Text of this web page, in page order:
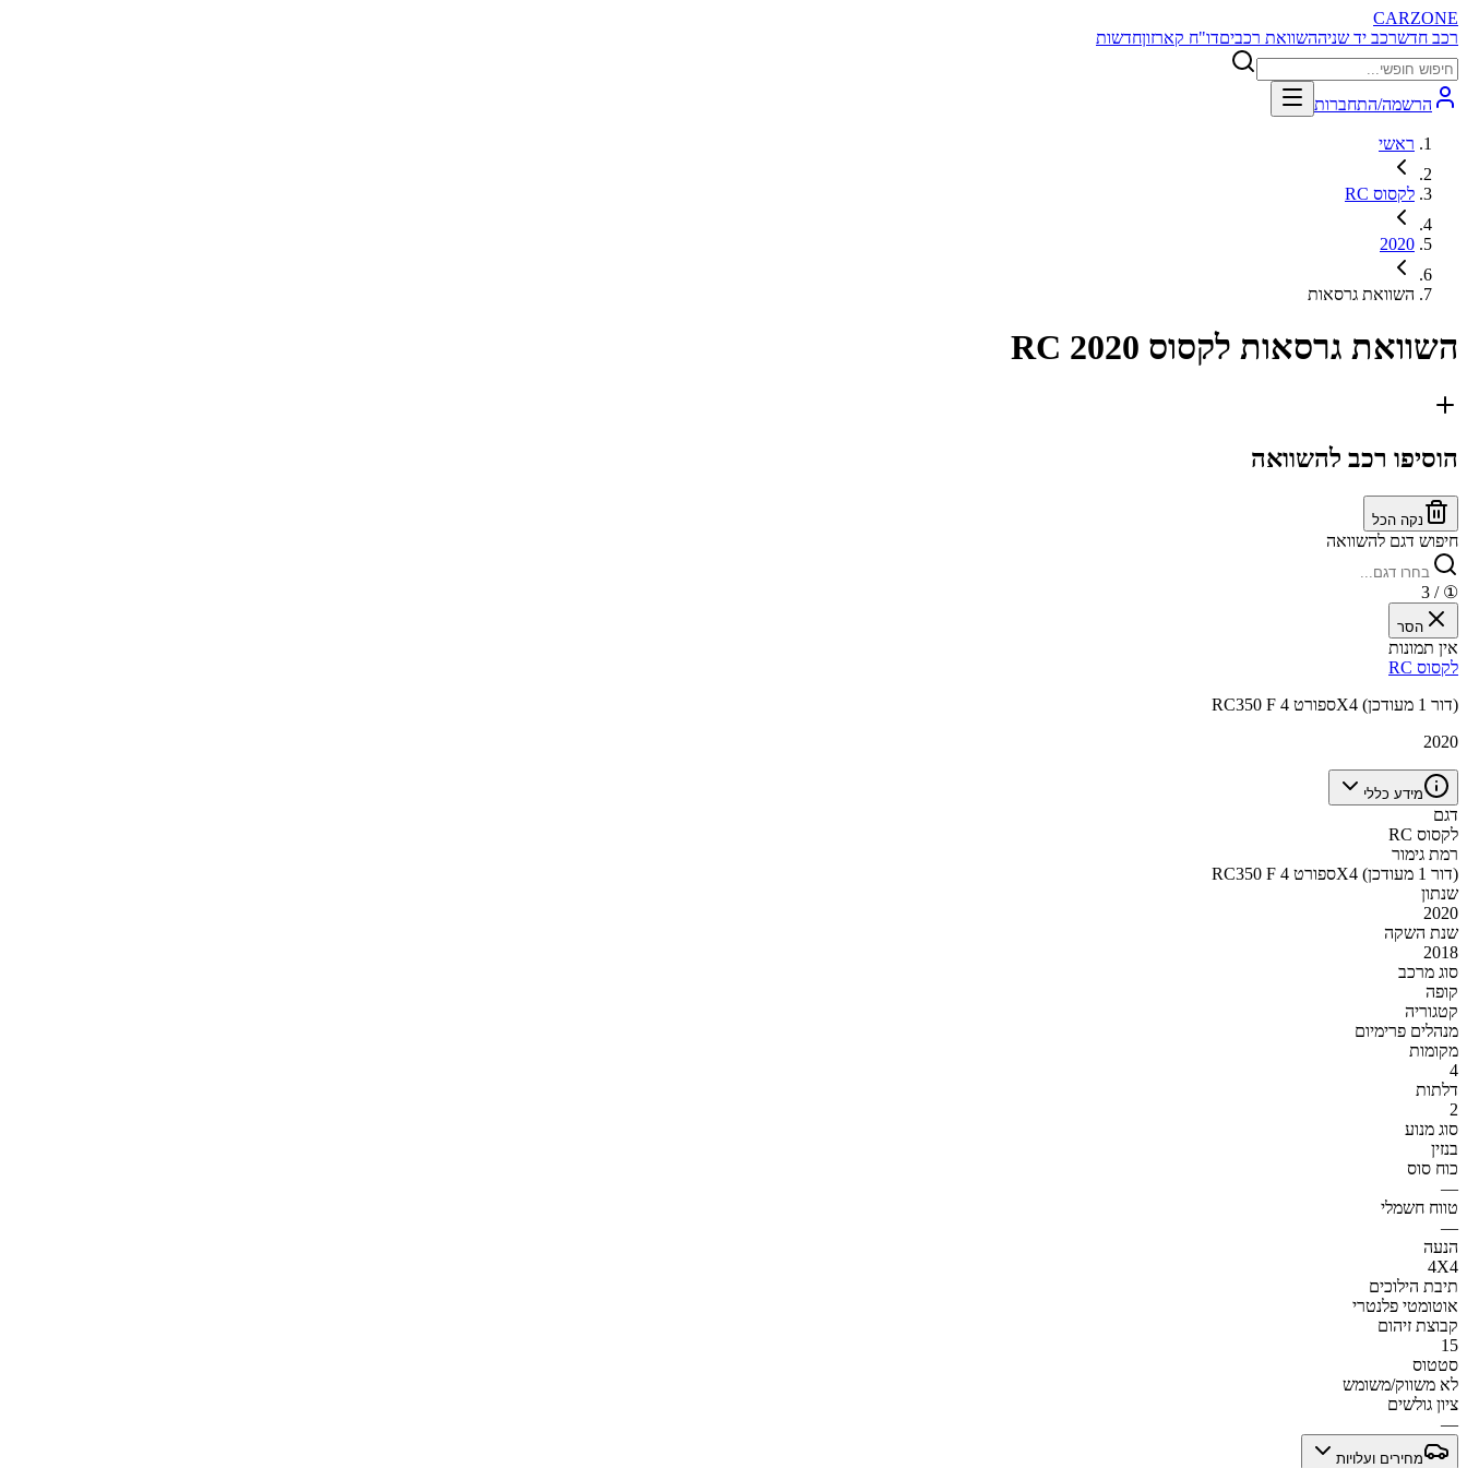
CARZONE
רכב חדשרכב יד שניההשוואת רכביםדו"ח קארזוןחדשות
הרשמה/התחברות
ראשי
לקסוס RC
2020
השוואת גרסאות
השוואת גרסאות לקסוס RC 2020
הוסיפו רכב להשוואה
נקה הכל
חיפוש דגם להשוואה
①
/ 3
הסר
אין תמונות
לקסוס RC
RC350 F ספורט 4X4 (דור 1 מעודכן)
2020
מידע כללי
דגם
לקסוס RC
רמת גימור
RC350 F ספורט 4X4 (דור 1 מעודכן)
שנתון
2020
שנת השקה
2018
סוג מרכב
קופה
קטגוריה
מנהלים פרימיום
מקומות
4
דלתות
2
סוג מנוע
בנזין
כוח סוס
—
טווח חשמלי
—
הנעה
4X4
תיבת הילוכים
אוטומטי פלנטרי
קבוצת זיהום
15
סטטוס
לא משווק/משומש
ציון גולשים
—
מחירים ועלויות